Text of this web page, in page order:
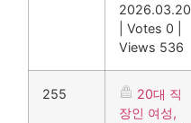
2026.03.20
Votes 0
Views 536
255
20대 직
장인 여성,